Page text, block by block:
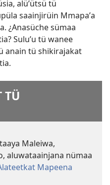
alüʼütsü tü
saainjirüin Mmapaʼa
¿Anasüche sümaa
Suluʼu tü wanee
anain tü shikirajakat
TÜ
Maleiwa,
aluwataainjana nümaa
Mapeena